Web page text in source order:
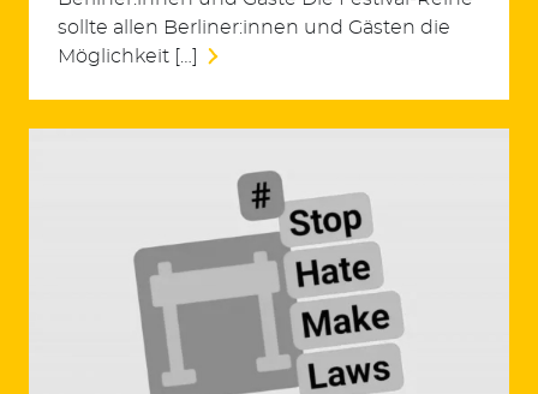
sollte allen Berliner:innen und Gästen die
Möglichkeit […]